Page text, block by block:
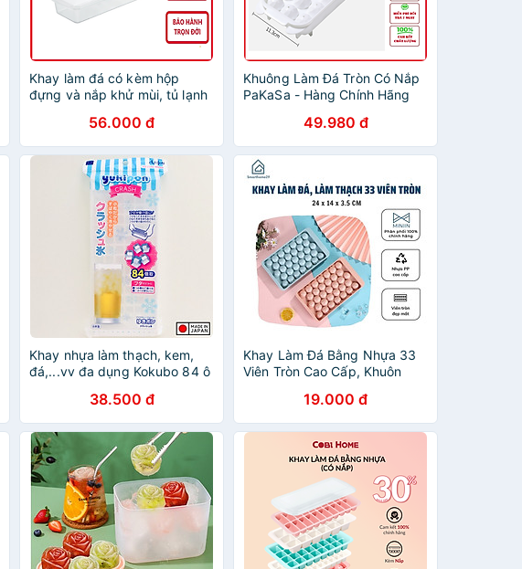
Khay làm đá có kèm hộp
đựng và nắp khử mùi, tủ lạnh
56.000 đ
Khuông Làm Đá Tròn Có Nắp
PaKaSa - Hàng Chính Hãng
49.980 đ
Khay nhựa làm thạch, kem,
đá,...vv đa dụng Kokubo 84 ô
bám bụi - Nội địa Nhật Bản
38.500 đ
Khay Làm Đá Bằng Nhựa 33
Viên Tròn Cao Cấp, Khuôn
Nắp Đậy - Chính hãng MINIIN
(Giao màu ngẫu nhiên)
19.000 đ